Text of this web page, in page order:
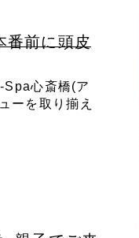
番前に頭皮
Spa心斎橋(ア
ーを取り揃え